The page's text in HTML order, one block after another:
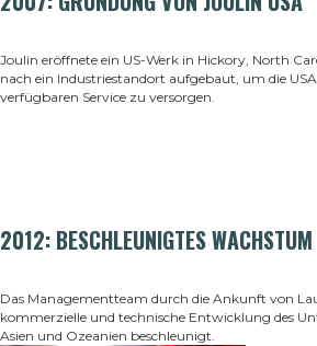
Joulin eröffnete ein US-Werk in Hickory, North
nach ein Industriestandort aufgebaut, um die
verfügbaren Service zu versorgen.
2012: BESCHLEUNIGTES WACHSTUM
Das Managementteam durch die Ankunft von
kommerzielle und technische Entwicklung des
Asien und Ozeanien beschleunigt.